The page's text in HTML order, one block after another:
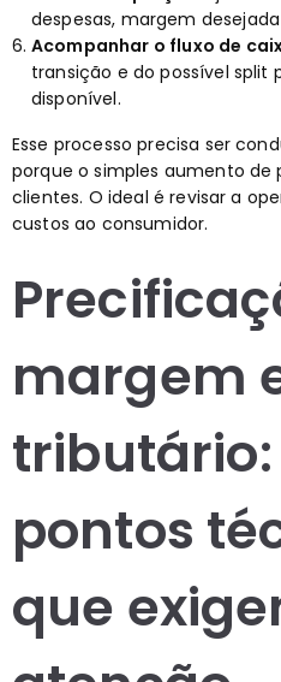
despesas, margem
Acompanhar o fluxo de
transição e do possível split
disponível.
Esse processo precisa ser
porque o simples aumento de
clientes. O ideal é revisar a
custos ao consumidor.
margem
tributário:
pontos
que